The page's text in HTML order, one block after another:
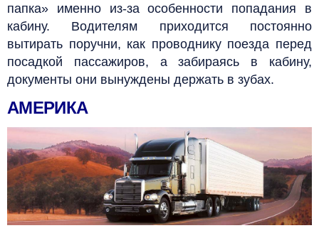
папка» именно из-за особенности попадания в
кабину. Водителям приходится постоянно
вытирать поручни, как проводнику поезда перед
посадкой пассажиров, а забираясь в кабину,
документы они вынуждены держать в зубах.
АМЕРИКА